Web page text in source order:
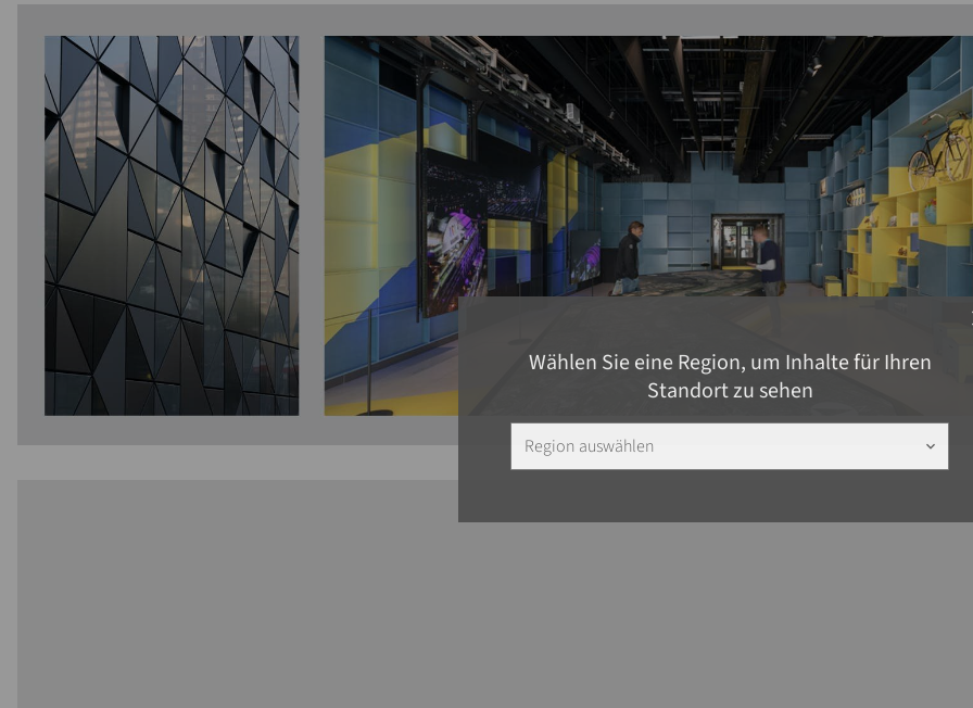
Wählen Sie eine Region, um Inhalte für Ihren
Standort zu sehen
Region auswählen keyboard_arrow_down